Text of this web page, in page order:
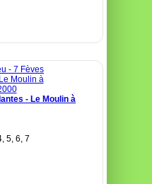
- Le Moulin à
5, 6, 7